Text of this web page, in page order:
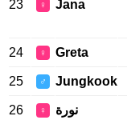
23 ♀ Jana
24 ♀ Greta
25 ♂ Jungkook
26 ♀ نورة